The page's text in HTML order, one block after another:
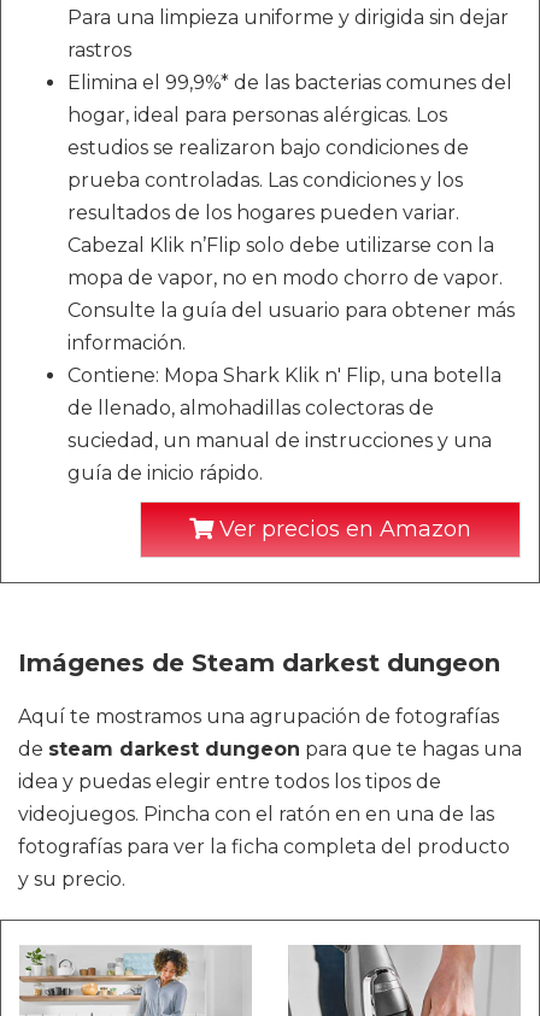
Para una limpieza uniforme y dirigida sin dejar
rastros
Elimina el 99,9%* de las bacterias comunes del
hogar, ideal para personas alérgicas. Los
estudios se realizaron bajo condiciones de
prueba controladas. Las condiciones y los
resultados de los hogares pueden variar.
Cabezal Klik n’Flip solo debe utilizarse con la
mopa de vapor, no en modo chorro de vapor.
Consulte la guía del usuario para obtener más
información.
Contiene: Mopa Shark Klik n' Flip, una botella
de llenado, almohadillas colectoras de
suciedad, un manual de instrucciones y una
guía de inicio rápido.
Ver precios en Amazon
Imágenes de Steam darkest dungeon
Aquí te mostramos una agrupación de fotografías
de steam darkest dungeon para que te hagas una
idea y puedas elegir entre todos los tipos de
videojuegos. Pincha con el ratón en en una de las
fotografías para ver la ficha completa del producto
y su precio.